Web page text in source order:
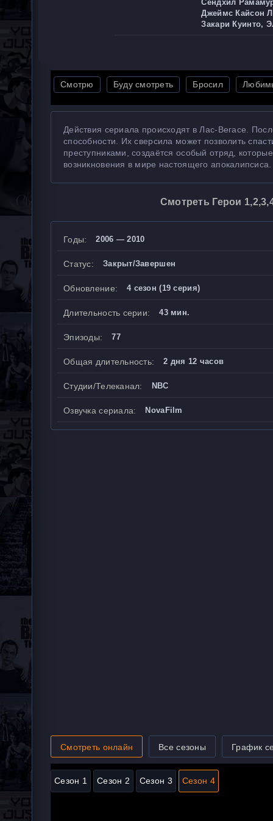
Сендхил
Джеймс Кайсон
Закари Куинто,
Смотрю Буду смотреть Бросил
Действия сериала происходят в Лас-Вегасе.
способности. Их сверсила может позволить
преступниками, создаётся особый отряд,
возникновения в мире настоящего
Смотреть Герои
Годы: 2006 — 2010
Статус: Закрыт/Завершен
Обновление: 4 сезон (19 серия)
Длительность серии: 43 мин.
Эпизоды: 77
Общая длительность: 2 дня 12 часов
Студии/Телеканал: NBC
Озвучка сериала: NovaFilm
Смотреть онлайн Все сезоны График
Сезон 1 Сезон 2 Сезон 3 Сезон 4